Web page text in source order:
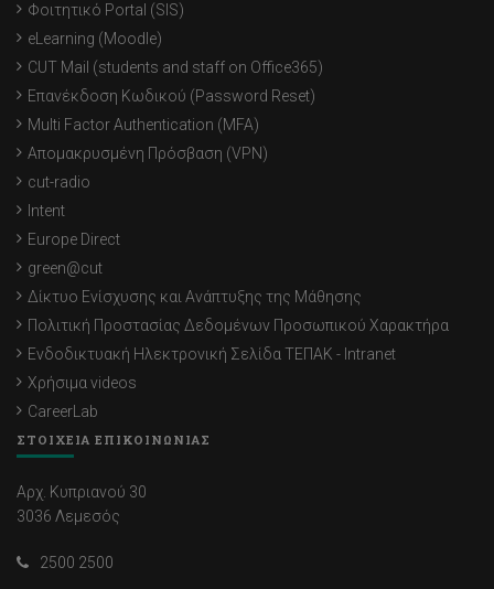
Φοιτητικό Portal (SIS)
eLearning (Moodle)
CUT Mail (students and staff on Office365)
Επανέκδοση Κωδικού (Password Reset)
Multi Factor Authentication (MFA)
Απομακρυσμένη Πρόσβαση (VPN)
cut-radio
Intent
Europe Direct
green@cut
Δίκτυο Ενίσχυσης και Ανάπτυξης της Μάθησης
Πολιτική Προστασίας Δεδομένων Προσωπικού Χαρακτήρα
Ενδοδικτυακή Ηλεκτρονική Σελίδα ΤΕΠΑΚ - Intranet
Χρήσιμα videos
CareerLab
ΣΤΟΙΧΕΙΑ ΕΠΙΚΟΙΝΩΝΙΑΣ
Αρχ. Κυπριανού 30
3036 Λεμεσός
2500 2500